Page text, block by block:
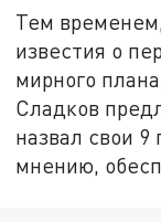
Тем
известия о
мирного
Сладков
назвал свои 9
мнению,